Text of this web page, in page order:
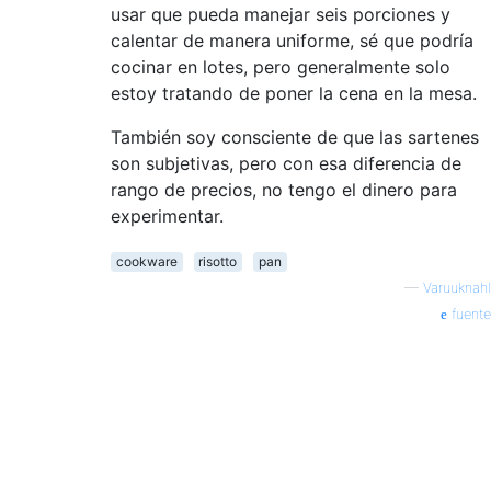
usar que pueda manejar seis porciones y
calentar de manera uniforme, sé que podría
cocinar en lotes, pero generalmente solo
estoy tratando de poner la cena en la mesa.
También soy consciente de que las sartenes
son subjetivas, pero con esa diferencia de
rango de precios, no tengo el dinero para
experimentar.
cookware risotto
pan
— Varuuknahl
fuente